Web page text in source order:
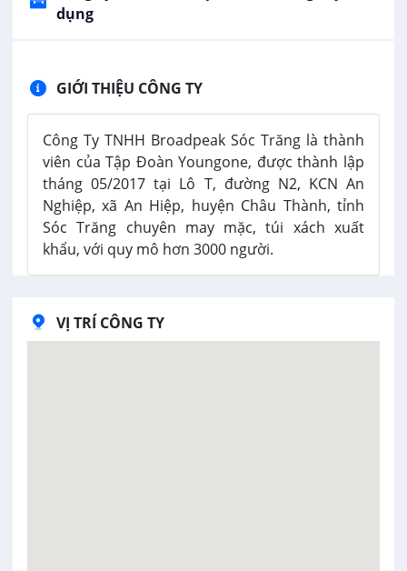
dụng
GIỚI THIỆU CÔNG TY
Công Ty TNHH Broadpeak Sóc Trăng là thành
viên của Tập Đoàn Youngone, được thành lập
tháng 05/2017 tại Lô T, đường N2, KCN An
Nghiệp, xã An Hiệp, huyện Châu Thành, tỉnh
Sóc Trăng chuyên may mặc, túi xách xuất
khẩu, với quy mô hơn 3000 người.
VỊ TRÍ CÔNG TY